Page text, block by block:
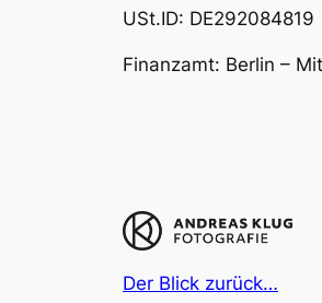
USt.ID: DE292084819
Finanzamt: Berlin –
Der Blick zurück…